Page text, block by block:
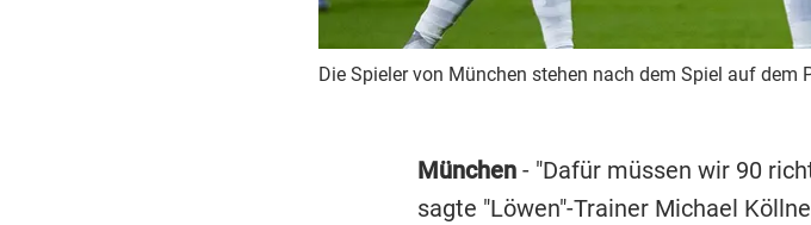
Die Spieler von München stehen nach dem Spiel auf dem
München- "Dafür müssen wir 90
sagte "Löwen"-Trainer Michael